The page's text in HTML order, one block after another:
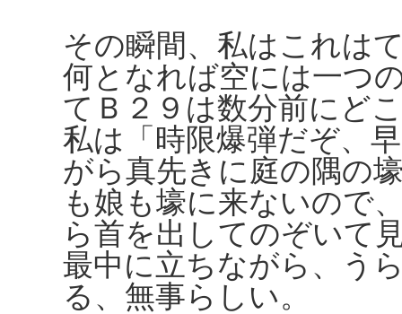
その瞬間、私はこれは
何となれば空には一つ
てＢ２９は数分前にど
私は「時限爆弾だぞ、
がら真先きに庭の隅の
も娘も壕に来ないので
ら首を出してのぞいて
最中に立ちながら、う
る、無事らしい。